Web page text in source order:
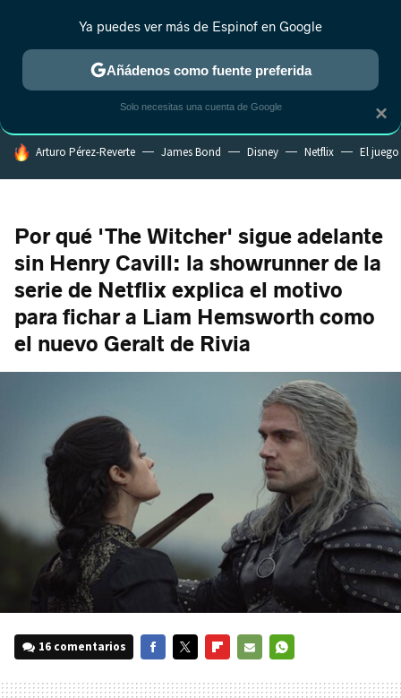
ESTRENOS REALITY ANIME RANKINGS CINE
HOY SE HABLA DE
Arturo Pérez-Reverte James Bond Disney Netflix El
Por qué 'The Witcher' sigue adelante
sin Henry Cavill: la showrunner de la
serie de Netflix explica el motivo
para fichar a Liam Hemsworth como
el nuevo Geralt de Rivia
16 comentarios
×
Ya puedes ver más de Espinof en Google
Añádenos como fuente preferida
Solo necesitas una cuenta de Google